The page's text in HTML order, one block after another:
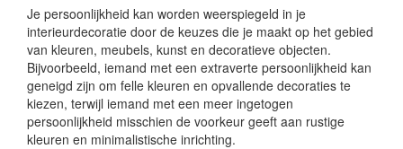
Je persoonlijkheid kan worden weerspiegeld in je
interieurdecoratie door de keuzes die je maakt op het gebied
van kleuren, meubels, kunst en decoratieve objecten.
Bijvoorbeeld, iemand met een extraverte persoonlijkheid kan
geneigd zijn om felle kleuren en opvallende decoraties te
kiezen, terwijl iemand met een meer ingetogen
persoonlijkheid misschien de voorkeur geeft aan rustige
kleuren en minimalistische inrichting.